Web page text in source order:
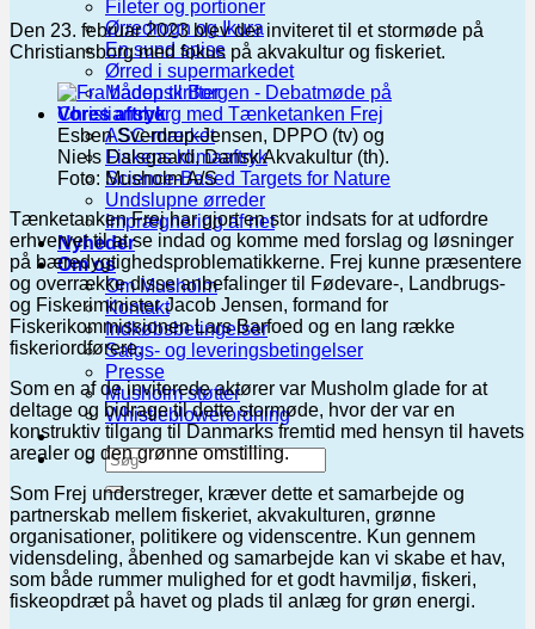
Fileter og portioner
Ørredrogn og Ikura
En sund spise
Ørred i supermarkedet
Madopskrifter
Vores aftryk
ASC-mærket
Fiskens klimaaftryk
Science-Based Targets for Nature
Undslupne ørreder
Imprægnering af net
Nyheder
Om os
Om Musholm
Kontakt
Indkøbsbetingelser
Salgs- og leveringsbetingelser
Presse
Musholm støtter
Whistleblowerordning
Den 23. februar 2023 blev der inviteret til et stormøde på
Christiansborg med fokus på akvakultur og fiskeriet.
Esben Sverdrup-Jensen, DPPO (tv) og
Niels Dalsgaard, Dansk Akvakultur (th).
Foto: Musholm A/S
Tænketanken Frej har gjort en stor indsats for at udfordre
erhvervet til at se indad og komme med forslag og løsninger
på bæredygtighedsproblematikkerne. Frej kunne præsentere
og overrække disse anbefalinger til Fødevare-, Landbrugs-
og Fiskeriminister Jacob Jensen, formand for
Fiskerikommissionen Lars Barfoed og en lang række
fiskeriordførere.
Som en af de inviterede aktører var Musholm glade for at
deltage og bidrage til dette stormøde, hvor der var en
konstruktiv tilgang til Danmarks fremtid med hensyn til havets
arealer og den grønne omstilling.
Som Frej understreger, kræver dette et samarbejde og
partnerskab mellem fiskeriet, akvakulturen, grønne
organisationer, politikere og videnscentre. Kun gennem
vidensdeling, åbenhed og samarbejde kan vi skabe et hav,
som både rummer mulighed for et godt havmiljø, fiskeri,
fiskeopdræt på havet og plads til anlæg for grøn energi.